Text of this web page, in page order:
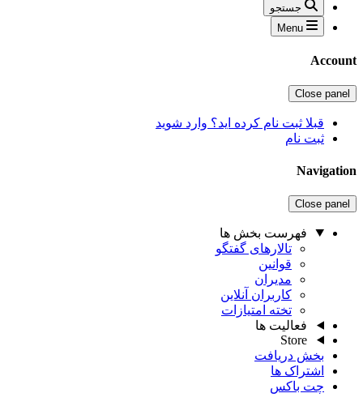
جستجو
Menu
Account
Close panel
قبلا ثبت نام کرده اید؟ وارد شوید
ثبت نام
Navigation
Close panel
فهرست بخش ها
تالارهای گفتگو
قوانین
مدیران
کاربران آنلاین
تخته امتیازات
فعالیت ها
Store
بخش دریافت
اشتراک ها
چت باکس